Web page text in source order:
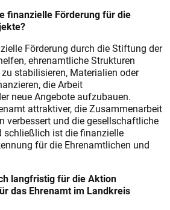
finanzielle Förderung für die
Förderung durch die Stiftung der
ehrenamtliche Strukturen
stabilisieren, Materialien oder
die Arbeit
neue Angebote aufzubauen.
attraktiver, die Zusammenarbeit
verbessert und die gesellschaftliche
schließlich ist die finanzielle
für die Ehrenamtlichen und
langfristig für die Aktion
das Ehrenamt im Landkreis